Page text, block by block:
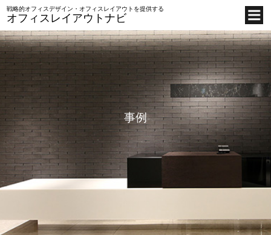
戦略的オフィスデザイン・オフィスレイアウトを提供する
オフィスレイアウトナビ
事例